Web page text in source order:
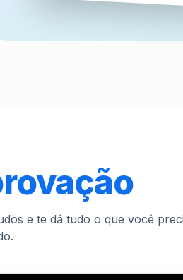
e te dá tudo o que você